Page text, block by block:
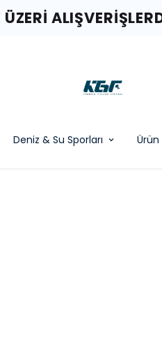
Deniz & Su Sporları Ürün